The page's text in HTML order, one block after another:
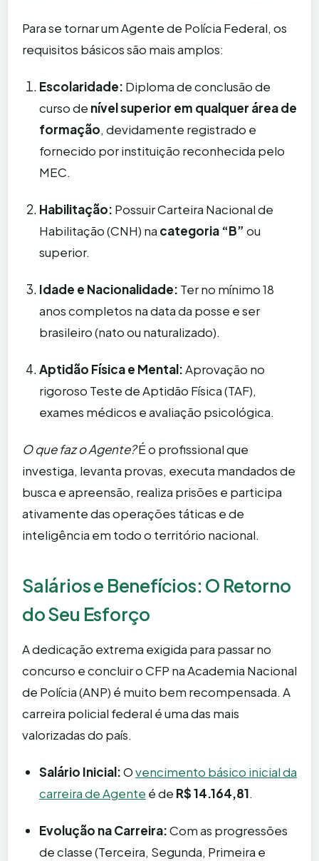
Para se tornar um Agente de Polícia Federal, os
requisitos básicos são mais amplos:
Escolaridade: Diploma de conclusão de
curso de nível superior em qualquer área de
formação, devidamente registrado e
fornecido por instituição reconhecida pelo
MEC.
Habilitação: Possuir Carteira Nacional de
Habilitação (CNH) na categoria “B” ou
superior.
Idade e Nacionalidade: Ter no mínimo 18
anos completos na data da posse e ser
brasileiro (nato ou naturalizado).
Aptidão Física e Mental:Aprovação no
rigoroso Teste de Aptidão Física (TAF),
exames médicos e avaliação psicológica.
O que faz o Agente?É o profissional que
investiga, levanta provas, executa mandados de
busca e apreensão, realiza prisões e participa
ativamente das operações táticas e de
inteligência em todo o território nacional.
Salários e Benefícios: O Retorno
do Seu Esforço
A dedicação extrema exigida para passar no
concurso e concluir o CFP na Academia Nacional
de Polícia (ANP) é muito bem recompensada. A
carreira policial federal é uma das mais
valorizadas do país.
Salário Inicial:Ovencimento básico inicial da
carreira de Agente é de R$ 14.164,81.
Evolução na Carreira:Com as progressões
de classe (Terceira, Segunda, Primeira e